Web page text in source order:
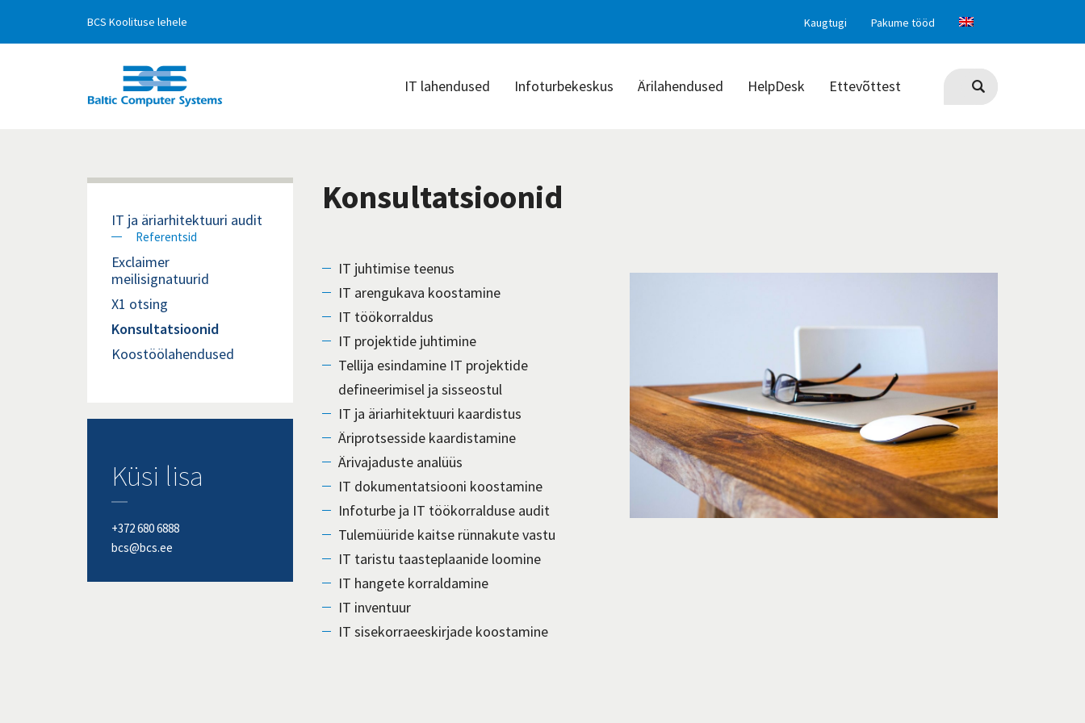
BCS Koolituse lehele Kaugtugi Pakume tööd
BCSgulp IT lahendused Infoturbekeskus Ärilahendused HelpDesk Ettevõttest
Konsultatsioonid
IT juhtimise teenus
IT arengukava koostamine
IT töökorraldus
IT projektide juhtimine
Tellija esindamine IT projektide
defineerimisel ja sisseostul
IT ja äriarhitektuuri kaardistus
Äriprotsesside kaardistamine
Ärivajaduste analüüs
IT dokumentatsiooni koostamine
Infoturbe ja IT töökorralduse audit
Tulemüüride kaitse rünnakute vastu
IT taristu taasteplaanide loomine
IT hangete korraldamine
IT inventuur
IT sisekorraeeskirjade koostamine
IT ja äriarhitektuuri audit
Referentsid
Exclaimer
meilisignatuurid
X1 otsing
Konsultatsioonid
Koostöölahendused
Küsi lisa
+372 680 6888
bcs@bcs.ee